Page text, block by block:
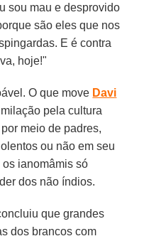
sou mau e desprovido
são eles que nos
E é contra
hoje!"
O que move Davi
pela cultura
meio de padres,
ou não em seu
ianomâmis só
dos não índios.
que grandes
dos brancos com